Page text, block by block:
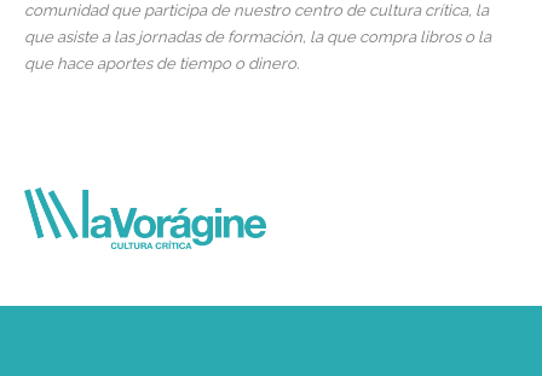
comunidad que participa de nuestro centro de cultura crítica, la
que asiste a las jornadas de formación, la que compra libros o la
que hace aportes de tiempo o dinero.